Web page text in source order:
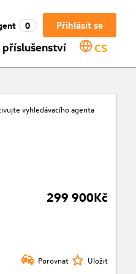
Přihlásit se
0
příslušenství CS
vyhledávacího agenta
299 900Kč
Porovnat Uložit